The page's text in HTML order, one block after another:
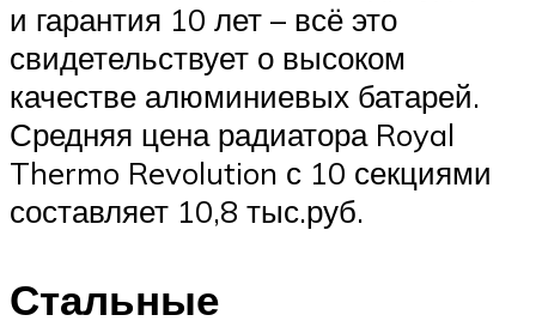
и гарантия 10 лет – всё это
свидетельствует о высоком
качестве алюминиевых батарей.
Средняя цена радиатора Royal
Thermo Revolution с 10 секциями
составляет 10,8 тыс.руб.
Стальные